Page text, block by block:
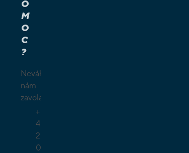
O
M
O
C
?
Neváhejte
nám
zavolat.
+
4
2
0